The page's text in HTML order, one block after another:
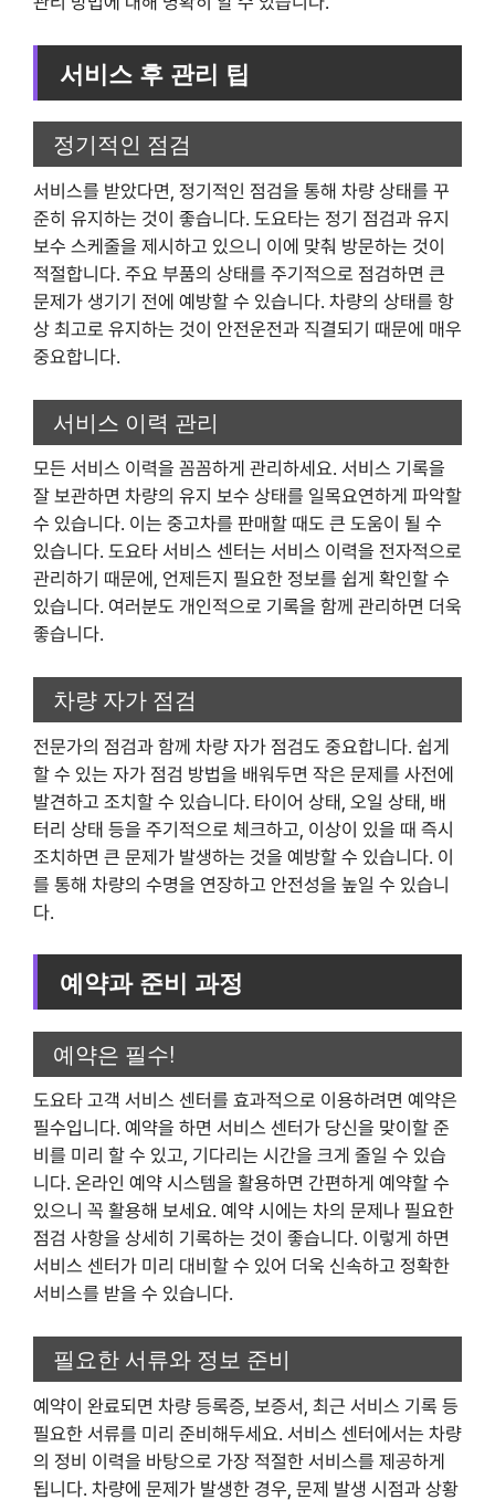
서비스 후 관리 팁
정기적인 점검
서비스를 받았다면, 정기적인 점검을 통해 차량 상태를 꾸
준히 유지하는 것이 좋습니다. 도요타는 정기 점검과 유지
보수 스케줄을 제시하고 있으니 이에 맞춰 방문하는 것이
적절합니다. 주요 부품의 상태를 주기적으로 점검하면 큰
문제가 생기기 전에 예방할 수 있습니다. 차량의 상태를 항
상 최고로 유지하는 것이 안전운전과 직결되기 때문에 매우
중요합니다.
서비스 이력 관리
모든 서비스 이력을 꼼꼼하게 관리하세요. 서비스 기록을
잘 보관하면 차량의 유지 보수 상태를 일목요연하게 파악할
수 있습니다. 이는 중고차를 판매할 때도 큰 도움이 될 수
있습니다. 도요타 서비스 센터는 서비스 이력을 전자적으로
관리하기 때문에, 언제든지 필요한 정보를 쉽게 확인할 수
있습니다. 여러분도 개인적으로 기록을 함께 관리하면 더욱
좋습니다.
차량 자가 점검
전문가의 점검과 함께 차량 자가 점검도 중요합니다. 쉽게
할 수 있는 자가 점검 방법을 배워두면 작은 문제를 사전에
발견하고 조치할 수 있습니다. 타이어 상태, 오일 상태, 배
터리 상태 등을 주기적으로 체크하고, 이상이 있을 때 즉시
조치하면 큰 문제가 발생하는 것을 예방할 수 있습니다. 이
를 통해 차량의 수명을 연장하고 안전성을 높일 수 있습니
다.
예약과 준비 과정
예약은 필수!
도요타 고객 서비스 센터를 효과적으로 이용하려면 예약은
필수입니다. 예약을 하면 서비스 센터가 당신을 맞이할 준
비를 미리 할 수 있고, 기다리는 시간을 크게 줄일 수 있습
니다. 온라인 예약 시스템을 활용하면 간편하게 예약할 수
있으니 꼭 활용해 보세요. 예약 시에는 차의 문제나 필요한
점검 사항을 상세히 기록하는 것이 좋습니다. 이렇게 하면
서비스 센터가 미리 대비할 수 있어 더욱 신속하고 정확한
서비스를 받을 수 있습니다.
필요한 서류와 정보 준비
예약이 완료되면 차량 등록증, 보증서, 최근 서비스 기록 등
필요한 서류를 미리 준비해두세요. 서비스 센터에서는 차량
의 정비 이력을 바탕으로 가장 적절한 서비스를 제공하게
됩니다. 차량에 문제가 발생한 경우, 문제 발생 시점과 상황